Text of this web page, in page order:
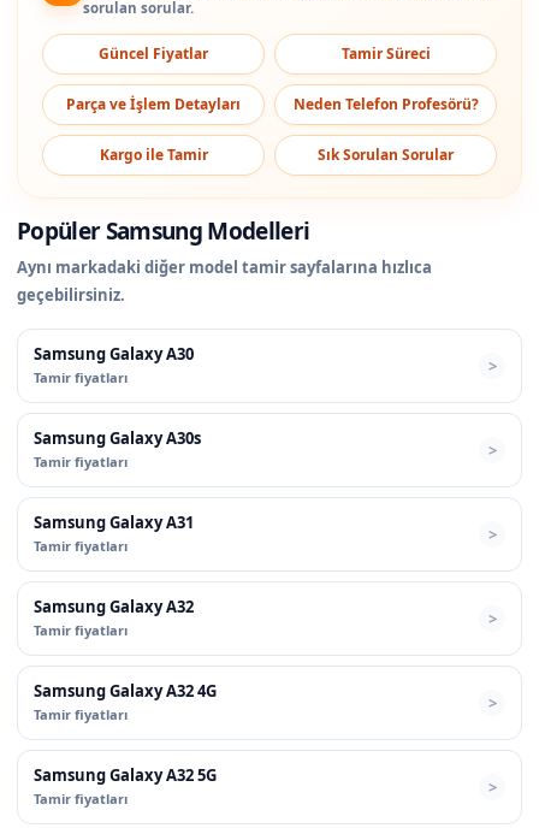
sorulan sorular.
Güncel Fiyatlar Tamir Süreci
Parça ve İşlem Detayları Neden Telefon Profesörü?
Kargo ile Tamir Sık Sorulan Sorular
Popüler Samsung Modelleri
Aynı markadaki diğer model tamir sayfalarına hızlıca
geçebilirsiniz.
Samsung Galaxy A30
Tamir fiyatları
Samsung Galaxy A30s
Tamir fiyatları
Samsung Galaxy A31
Tamir fiyatları
Samsung Galaxy A32
Tamir fiyatları
Samsung Galaxy A32 4G
Tamir fiyatları
Samsung Galaxy A32 5G
Tamir fiyatları